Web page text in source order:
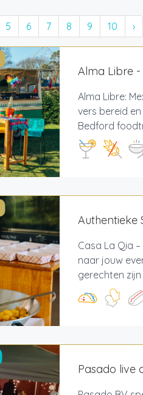
5 6 7 8 9 10 ›
Alma Libre
Alma Libre:
vers bereid
Bedford
Authentieke
Casa La Qia
naar jouw
gerechten
Pasado live